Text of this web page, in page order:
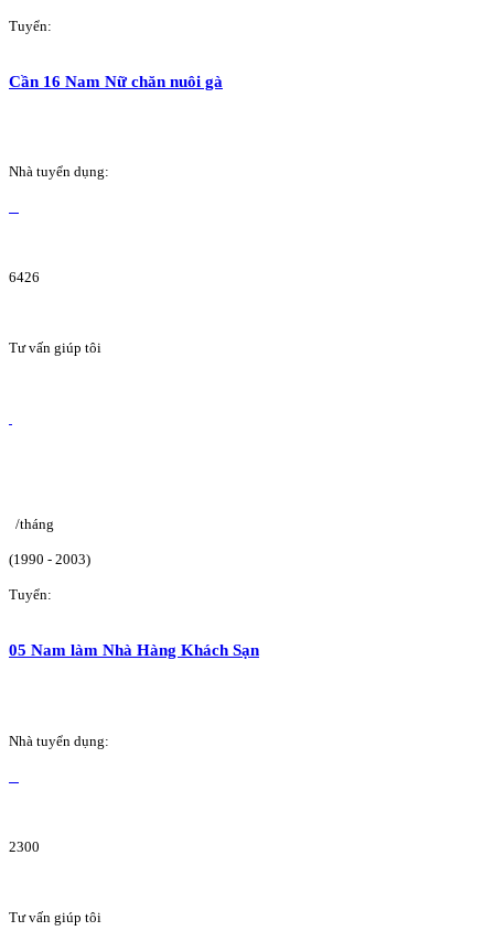
Tuyển:
Cần 16 Nam Nữ chăn nuôi gà
Nhà tuyển dụng:
6426
Tư vấn giúp tôi
/tháng
(1990 - 2003)
Tuyển:
05 Nam làm Nhà Hàng Khách Sạn
Nhà tuyển dụng:
2300
Tư vấn giúp tôi